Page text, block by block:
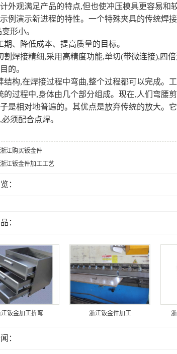
外观满足产品的特点,但也使冲压模具更容易和
例演示新进程的特性。一个特殊夹具的传统焊
形小。
期、降低成本、提高质量的目标。
割焊接精细,采用高精度功能,单切(带微连接),四
的。
结构,在焊接过程中弯曲,整个过程都可以完成。
的过程中,身体由几个部分组成。现在,人们弯腰
是相对地普遍的。其优点是放弃传统的放大。
须配合点焊。
浙江购买钣金件
浙江钣金件加工工艺
：
：
钣金加工折弯 浙江钣金件加工
：